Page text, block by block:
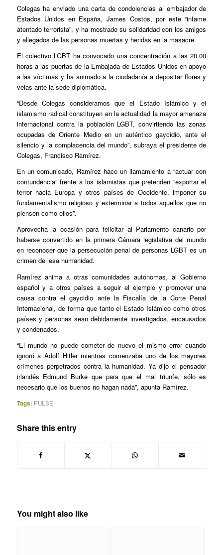
Colegas ha enviado una carta de condolencias al embajador de
Estados Unidos en España, James Costos, por este “infame
atentado terrorista”, y ha mostrado su solidaridad con los amigos
y allegados de las personas muertas y heridas en la masacre.
El colectivo LGBT ha convocado una concentración a las 20.00
horas a las puertas de la Embajada de Estados Unidos en apoyo
a las víctimas y ha animado a la ciudadanía a depositar flores y
velas ante la sede diplomática.
“Desde Colegas consideramos que el Estado Islámico y el
islamismo radical constituyen en la actualidad la mayor amenaza
internacional contra la población LGBT, convirtiendo las zonas
ocupadas de Oriente Medio en un auténtico gaycidio, ante el
silencio y la complacencia del mundo”, subraya el presidente de
Colegas, Francisco Ramírez.
En un comunicado, Ramírez hace un llamamiento a “actuar con
contundencia” frente a los islamistas que pretenden “exportar el
terror hacia Europa y otros países de Occidente, imponer su
fundamentalismo religioso y exterminar a todos aquellos que no
piensen como ellos”.
Aprovecha la ocasión para felicitar al Parlamento canario por
haberse convertido en la primera Cámara legislativa del mundo
en reconocer que la persecución penal de personas LGBT es un
crimen de lesa humanidad.
Ramírez anima a otras comunidades autónomas, al Gobierno
español y a otros países a seguir el ejemplo y promover una
causa contra el gaycidio ante la Fiscalía de la Corte Penal
Internacional, de forma que tanto el Estado Islámico como otros
países y personas sean debidamente investigados, encausados
y condenados.
“El mundo no puede cometer de nuevo el mismo error cuando
ignoró a Adolf Hitler mientras comenzaba uno de los mayores
crímenes perpetrados contra la humanidad. Ya dijo el pensador
irlandés Edmund Burke que para que el mal triunfe, sólo es
necesario que los buenos no hagan nada”, apunta Ramírez.
Tags: PULSE
Share this entry
You might also like